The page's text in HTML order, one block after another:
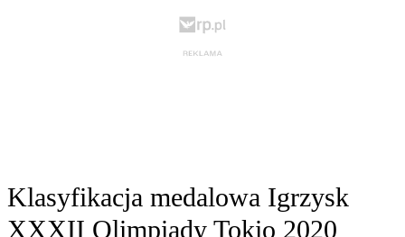
Klasyfikacja medalowa Igrzysk
XXXII Olimpiady Tokio 2020